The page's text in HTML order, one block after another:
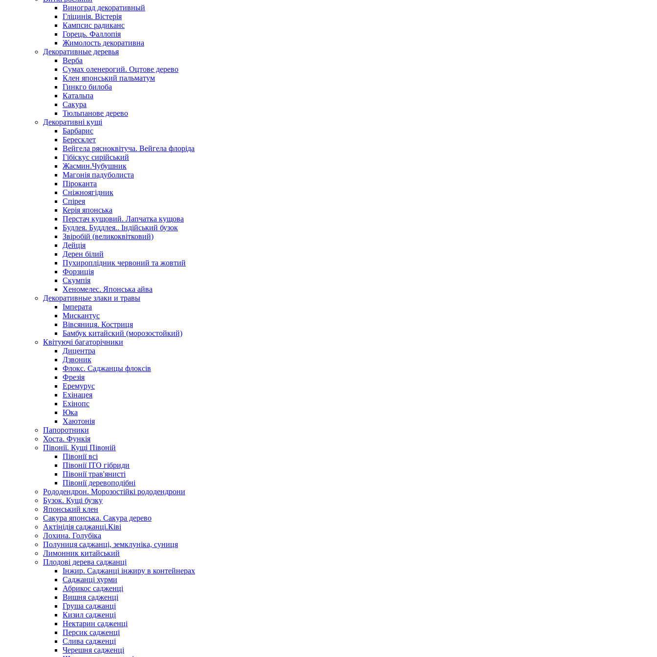
Виноград декоративный
Гліцинія. Вістерія
Кампсис радиканс
Горець. Фаллопія
Жимолость декоративна
Декоративные деревья
Верба
Сумах оленерогий. Оцтове дерево
Клен японський пальматум
Гинкго билоба
Катальпа
Сакура
Тюльпанове дерево
Декоративні кущі
Барбарис
Бересклет
Вейгела рясноквітуча. Вейгела флоріда
Гібіскус сирійський
Жасмин.Чубушник
Магонія падуболиста
Піроканта
Сніжноягідник
Спірея
Керія японська
Перстач кущовий. Лапчатка кущова
Будлея. Буддлея.. Індійський бузок
Звіробій (великоквітковий)
Дейція
Дерен білий
Пухироплідник червоний та жовтий
Форзиція
Скумпія
Хеномелес. Японська айва
Декоративные злаки и травы
Імперата
Мискантус
Вівсяниця. Костриця
Бамбук китайский (морозостойкий)
Квітуючі багаторічники
Дицентра
Дзвоник
Флокс. Саджанцы флоксів
Фрезія
Еремурус
Ехінацея
Ехінопс
Юка
Хаютонія
Папоротники
Хоста. Функія
Півонії. Кущі Півоній
Півонії всі
Півонії ІТО гібриди
Півонії трав'янисті
Півонії деревоподібні
Рододендрон. Морозостійкі рододендрони
Бузок. Кущі бузку
Японський клен
Сакура японська. Сакура дерево
Актінідія саджанці.Ківі
Лохина. Голубіка
Полуниця саджанці, земклуніка, суниця
Лимонник китайський
Плодові дерева саджанці
Інжир. Саджанці інжиру в контейнерах
Саджанці хурми
Абрикос садженці
Вишня садженці
Груша саджанці
Кизил садженці
Нектарин садженці
Персик садженці
Слива садженці
Черешня садженці